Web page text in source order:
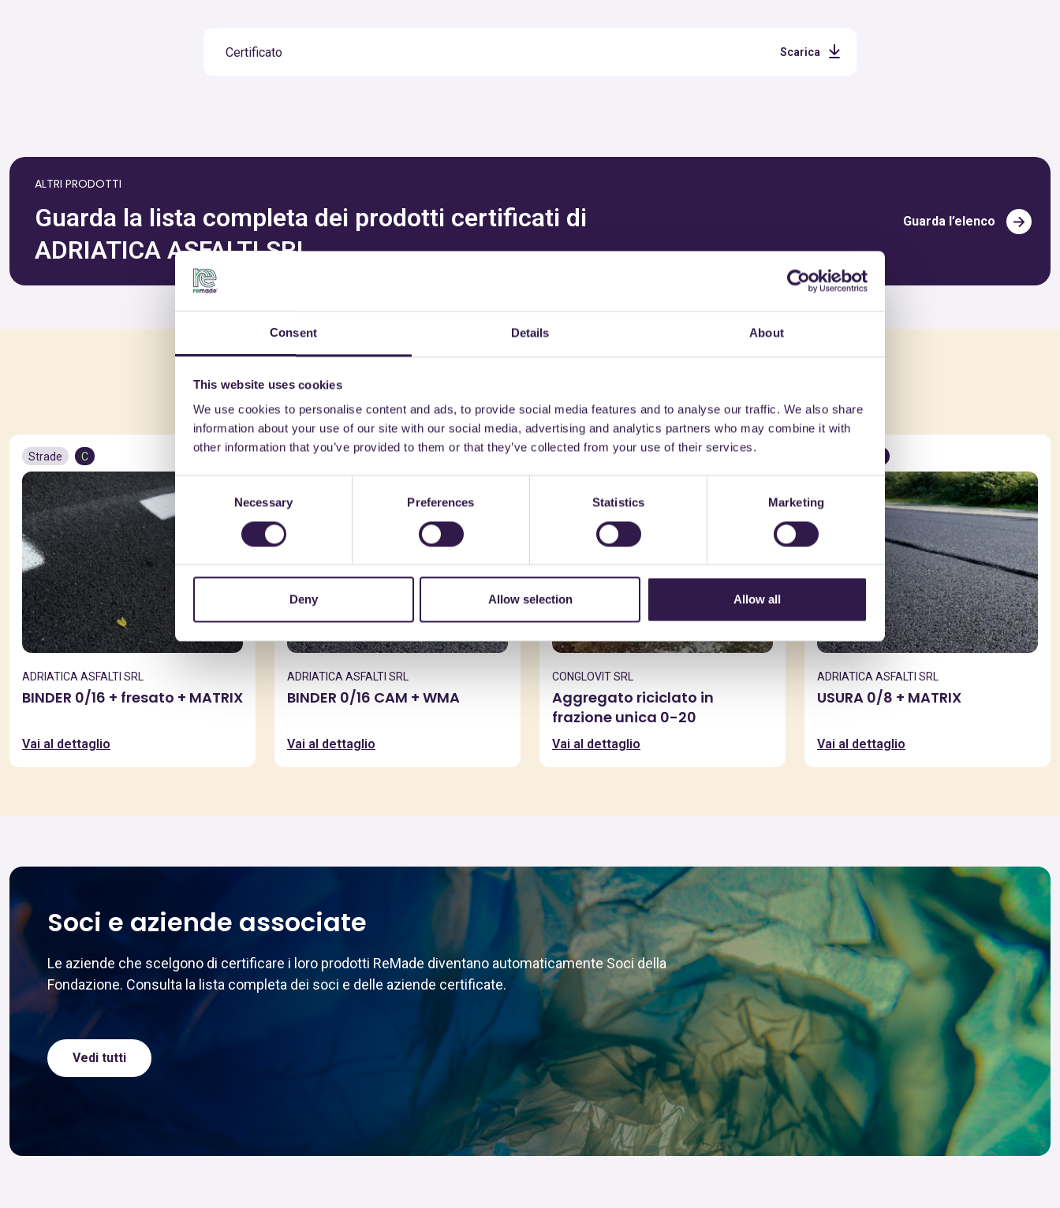
Consent Details About
This website uses cookies
We use cookies to personalise content and ads, to provide social media features and to analyse our traffic. We also share
information about your use of our site with our social media, advertising and analytics partners who may combine it with
other information that you’ve provided to them or that they’ve collected from your use of their services.
Necessary Preferences Statistics Marketing
Deny Allow selection Allow all
Certificato Scarica
ALTRI PRODOTTI
Guarda la lista completa dei prodotti certificati di
ADRIATICA ASFALTI SRL
Guarda l’elenco
Potrebbe interessarti anche
Strade C
ADRIATICA ASFALTI SRL
BINDER 0/16 + fresato + MATRIX
Vai al dettaglio
Strade
ADRIATICA ASFALTI SRL
BINDER 0/16 CAM + WMA
Vai al dettaglio
A+
CONGLOVIT SRL
Aggregato riciclato in
frazione unica 0-20
Vai al dettaglio
ADRIATICA ASFALTI SRL
USURA 0/8 + MATRIX
Vai al dettaglio
Soci e aziende associate
Le aziende che scelgono di certificare i loro prodotti ReMade diventano automaticamente Soci della
Fondazione. Consulta la lista completa dei soci e delle aziende certificate.
Vedi tutti